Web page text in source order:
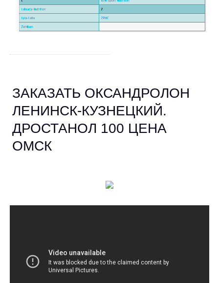
ЗАКАЗАТЬ ОКСАНДРОЛОН
ЛЕНИНСК-КУЗНЕЦКИЙ.
ДРОСТАНОЛ 100 ЦЕНА
ОМСК